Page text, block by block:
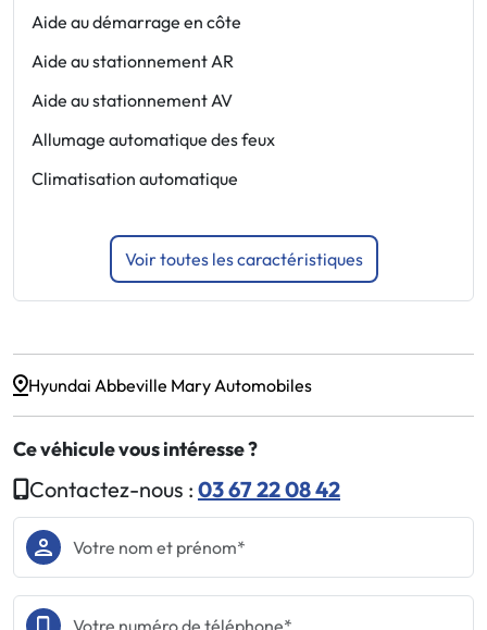
Aide au démarrage en côte
Aide au stationnement AR
Aide au stationnement AV
Allumage automatique des feux
Climatisation automatique
Voir toutes les caractéristiques
Hyundai Abbeville Mary Automobiles
Ce véhicule vous intéresse ?
Contactez-nous : 03 67 22 08 42